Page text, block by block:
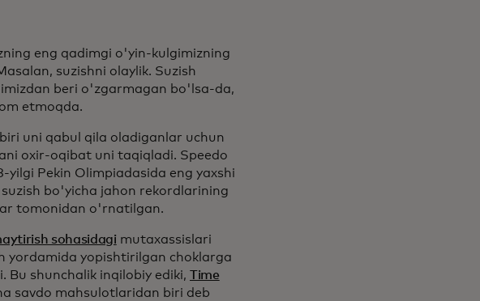
eng qadimgi o'yin-kulgimizning
suzishni olaylik. Suzish
beri o'zgarmagan bo'lsa-da,
etmoqda.
uni qabul qila oladiganlar uchun
oxir-oqibat uni taqiqladi. Speedo
Pekin Olimpiadasida eng yaxshi
bo'yicha jahon rekordlarining
tomonidan o'rnatilgan.
sohasidagi mutaxassislari
yordamida yopishtirilgan choklarga
shunchalik inqilobiy ediki, Time
savdo mahsulotlaridan biri deb